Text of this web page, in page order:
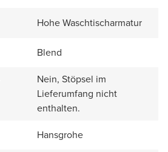
Hohe Waschtischarmatur
Blend
Nein, Stöpsel im
Lieferumfang nicht
enthalten.
Hansgrohe